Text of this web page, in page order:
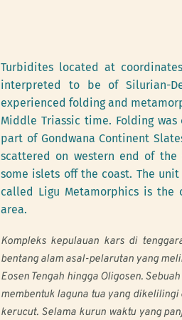
Turbidites located at
interpreted to be of Silurian-
experienced folding and
Middle Triassic time. Folding
part of Gondwana Continent
scattered on western end of the
some islets off the coast. The
called Ligu Metamorphics is the
area.
Kompleks kepulauan kars di
bentang alam asal-pelarutan yang
Eosen Tengah hingga Oligosen.
membentuk laguna tua yang
kerucut. Selama kurun waktu yang